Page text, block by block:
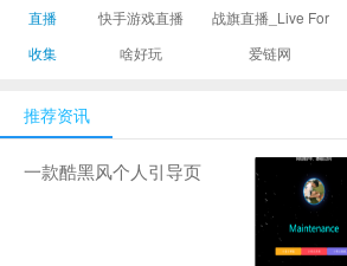
LADYMAX.cn|国内
新闻并提供奢侈品
容门户
直播
快手游戏直播
战旗直播_Live For
Gamers丨天生爱
收集
啥好玩 爱链网
推荐资讯
一款酷黑风个人引导页